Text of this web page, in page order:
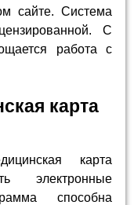
сайте. Система
С
работа с
карта
карта
электронные
способна